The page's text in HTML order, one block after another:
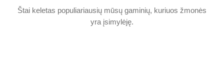
Štai keletas populiariausių mūsų gaminių, kuriuos žmonės
yra įsimylėję.